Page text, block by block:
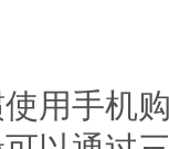
手机购